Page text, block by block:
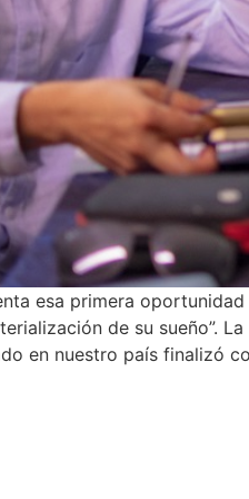
esa primera
de su sueño”.
en nuestro país finalizó